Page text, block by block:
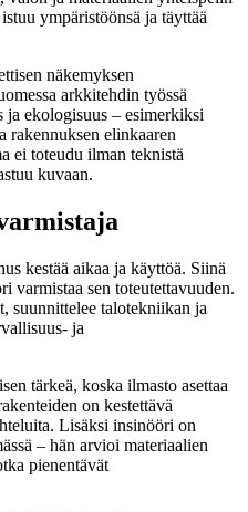
ympäristöönsä ja täyttää
näkemyksen
arkkitehdin työssä
ja ekologisuus – esimerkiksi
rakennuksen elinkaaren
ei toteudu ilman teknistä
kuvaan.
kestää aikaa ja käyttöä. Siinä
varmistaa sen toteutettavuuden.
suunnittelee talotekniikan ja
ja
tärkeä, koska ilmasto asettaa
on kestettävä
Lisäksi insinööri on
– hän arvioi materiaalien
pienentävät